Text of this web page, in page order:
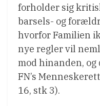
forholder sig
barsels- og
hvorfor Familien
nye regler vil
mod hinanden,
FN’s
16, stk 3).